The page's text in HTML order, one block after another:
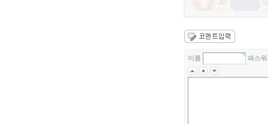
이름 패스